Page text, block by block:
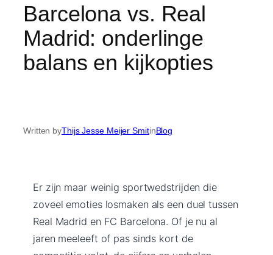
Barcelona vs. Real
Madrid: onderlinge
balans en kijkopties
Written byThijs Jesse Meijer SmitinBlog
Er zijn maar weinig sportwedstrijden die
zoveel emoties losmaken als een duel tussen
Real Madrid en FC Barcelona. Of je nu al
jaren meeleeft of pas sinds kort de